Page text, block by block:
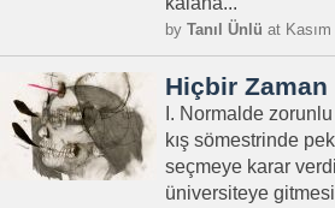
by Tanıl Ünlü at
Hiçbir Zaman
I. Normalde
kış sömestrinde
seçmeye karar
üniversiteye